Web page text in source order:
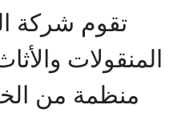
تقوم شركة
المنقولات
منظمة من